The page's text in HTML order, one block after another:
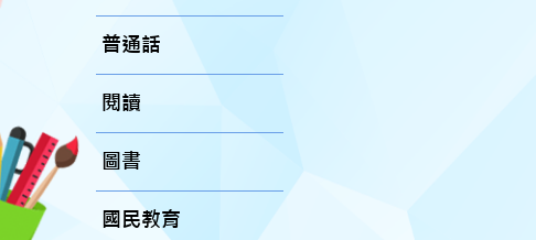
普通話
閱讀
圖書
國民教育